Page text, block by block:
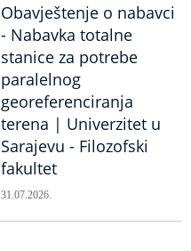
Obavještenje o nabavci
- Nabavka totalne
stanice za potrebe
paralelnog
georeferenciranja
terena | Univerzitet u
Sarajevu - Filozofski
fakultet
31.07.2026.